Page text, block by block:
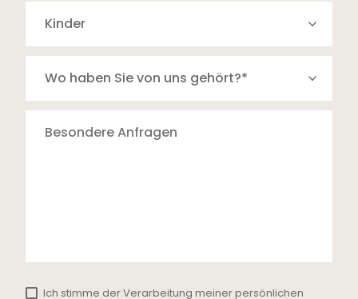
Ich stimme der Verarbeitung meiner persönlichen